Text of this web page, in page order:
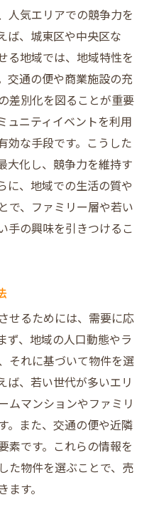
人気エリアでの競争力を
ば、城東区や中央区な
る地域では、地域特性を
交通の便や商業施設の充
差別化を図ることが重要
ュニティイベントを利用
効な手段です。こうした
大化し、競争力を維持す
に、地域での生活の質や
で、ファミリー層や若い
手の興味を引きつけるこ
せるためには、需要に応
ず、地域の人口動態やラ
それに基づいて物件を選
ば、若い世代が多いエリ
ムマンションやファミリ
。また、交通の便や近隣
素です。これらの情報を
た物件を選ぶことで、売
す。